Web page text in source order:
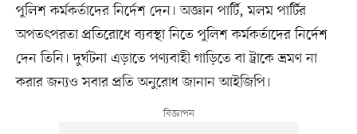
পুলিশ কর্মকর্তাদের নির্দেশ দেন। অজ্ঞান পার্টি, মলম পার্টির
অপতৎপরতা প্রতিরোধে ব্যবস্থা নিতে পুলিশ কর্মকর্তাদের নির্দেশ
দেন তিনি। দুর্ঘটনা এড়াতে পণ্যবাহী গাড়িতে বা ট্রাকে ভ্রমণ না
করার জন্যও সবার প্রতি অনুরোধ জানান আইজিপি।